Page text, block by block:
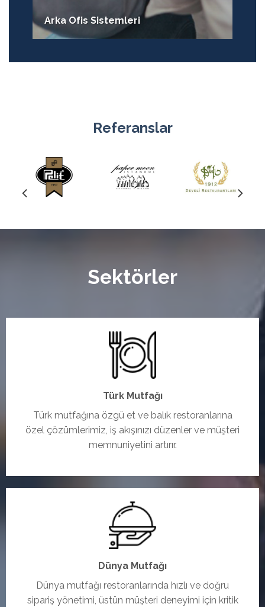
Arka Ofis Sistemleri
Referanslar
Sektörler
Türk Mutfağı
Türk mutfağına özgü et ve balık restoranlarına
özel çözümlerimiz, iş akışınızı düzenler ve müşteri
memnuniyetini artırır.
Dünya Mutfağı
Dünya mutfağı restoranlarında hızlı ve doğru
sipariş yönetimi, üstün müşteri deneyimi için kritik